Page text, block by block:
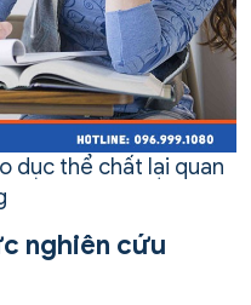
dục thể chất lại quan
nghiên cứu